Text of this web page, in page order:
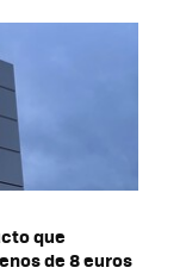
que
de 8 euros